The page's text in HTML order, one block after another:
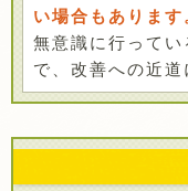
い場合もあります
無意識に行ってい
で、改善への近道